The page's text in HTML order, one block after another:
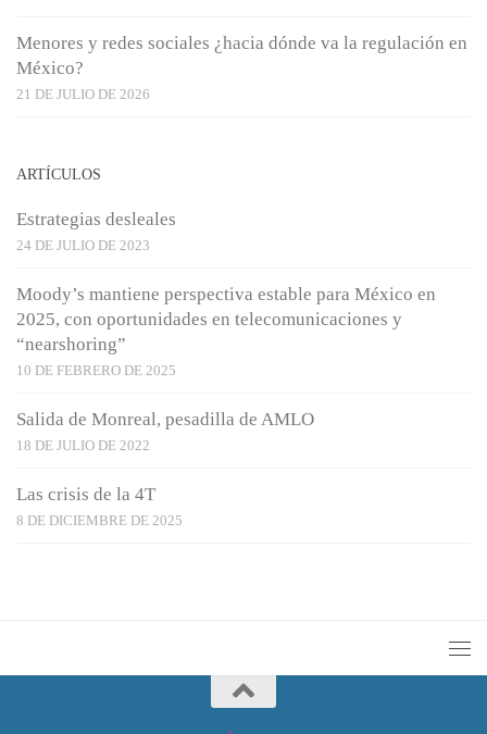
Menores y redes sociales ¿hacia dónde va la regulación en
México?
21 DE JULIO DE 2026
ARTÍCULOS
Estrategias desleales
24 DE JULIO DE 2023
Moody’s mantiene perspectiva estable para México en
2025, con oportunidades en telecomunicaciones y
“nearshoring”
10 DE FEBRERO DE 2025
Salida de Monreal, pesadilla de AMLO
18 DE JULIO DE 2022
Las crisis de la 4T
8 DE DICIEMBRE DE 2025